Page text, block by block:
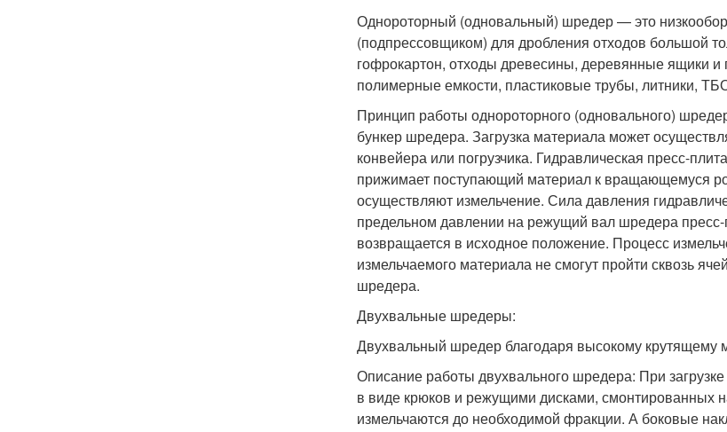
Однороторный (одновальный) шредер — это
(подпрессовщиком) для дробления отходов большой
гофрокартон, отходы древесины, деревянные ящики
полимерные емкости, пластиковые трубы, литники,
Принцип работы однороторного (одновального)
бункер шредера. Загрузка материала может
конвейера или погрузчика. Гидравлическая пресс-
прижимает поступающий материал к вращающемуся
осуществляют измельчение. Сила давления
предельном давлении на режущий вал шредера
возвращается в исходное положение. Процесс
измельчаемого материала не смогут пройти сквозь
шредера.
Двухвальные шредеры:
Двухвальный шредер благодаря высокому крутящему
Описание работы двухвального шредера: При
в виде крюков и режущими дисками, смонтированных
измельчаются до необходимой фракции. А боковые